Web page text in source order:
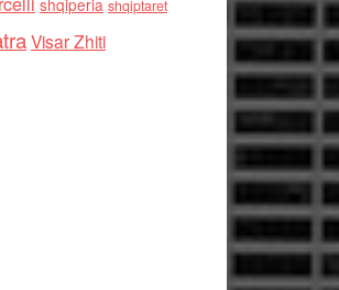
shqiperia shqiptaret
Visar Zhiti